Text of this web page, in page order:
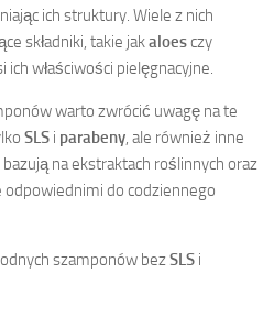
ich struktury. Wiele z nich
składniki, takie jakaloesczy
ich właściwości pielęgnacyjne.
warto zwrócić uwagę na te
SLS i parabeny, ale również inne
na ekstraktach roślinnych oraz
odpowiednimi do codziennego
szamponów bezSLS i